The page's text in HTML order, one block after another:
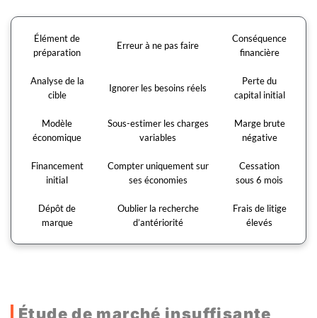
Élément de
préparation
Erreur à ne pas faire
Conséquence
financière
Analyse de la
cible
Ignorer les besoins réels
Perte du
capital initial
Modèle
économique
Sous-estimer les charges
variables
Marge brute
négative
Financement
initial
Compter uniquement sur
ses économies
Cessation
sous 6 mois
Dépôt de
marque
Oublier la recherche
d’antériorité
Frais de litige
élevés
Étude de marché insuffisante